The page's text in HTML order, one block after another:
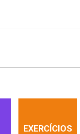
EXERCÍCIOS